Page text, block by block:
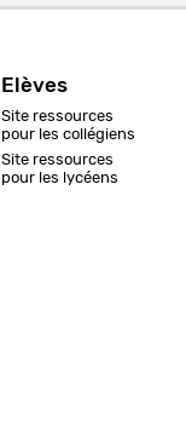
Elèves
Site ressources
pour les collégiens
Site ressources
pour les lycéens